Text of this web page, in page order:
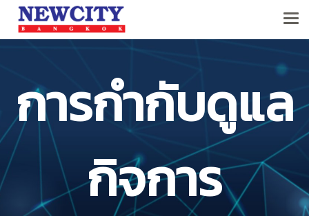
การกำกับดูแล
กิจการ